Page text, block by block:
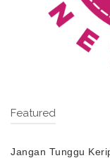
Featured
Jangan Tunggu